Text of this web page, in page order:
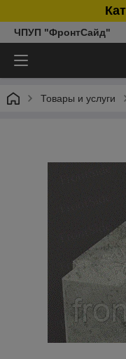
ЧПУП "ФронтСайд"
Товары и услуги